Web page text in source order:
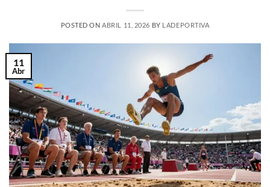
POSTED ON ABRIL 11, 2026 BY LADEPORTIVA
11
Abr